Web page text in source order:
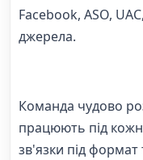
Facebook, ASO,
джерела.
Команда чудово
працюють під
зв'язки під